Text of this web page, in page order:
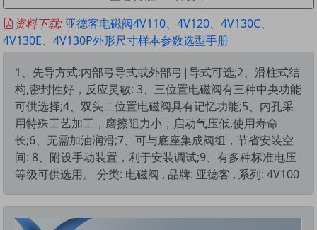
资料下载: 亚德客电磁阀4V110、4V120、4V130C、
4V130E、4V130P外形尺寸样本参数选型手册
1、先导方式:内部弓导式或外部弓|导式可选;2、滑柱式结
构,密封性好，反应灵敏: 3、三位置电磁阀有三种中央功能
可供选择;4、双头二位置电磁阀具有记忆功能;5、内孔采
用特殊工艺加工，磨擦阻力小，启动气压低,使用寿命
长;6、无需加油润滑;7、可与底座集成阀组，节省安装空
间: 8、附设手动装置，利于安装调试;9、有多种标准电压
等级可供选用。 分类: 电磁阀 , 品牌: 亚德客 , 系列: 4V100